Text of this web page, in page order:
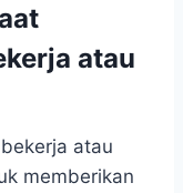
atau
atau
memberikan